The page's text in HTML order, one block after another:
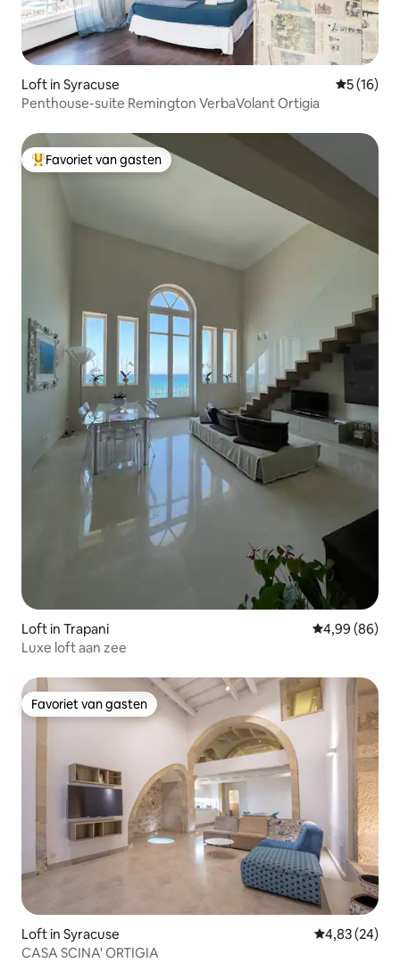
Loft in Syracuse
5 (16)
Penthouse-suite Remington VerbaVolant Ortigia
Topfavoriet van gasten
Favoriet van gasten
Loft in Trapani Gemiddelde
4,99 (86)
Luxe loft aan zee
Favoriet van gasten
Favoriet van gasten
Loft in Syracuse Gemiddelde
4,83 (24)
CASA SCINA' ORTIGIA